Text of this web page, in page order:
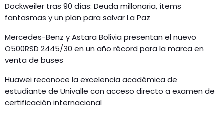
Dockweiler tras 90 días: Deuda millonaria, ítems
fantasmas y un plan para salvar La Paz
Mercedes-Benz y Astara Bolivia presentan el nuevo
O500RSD 2445/30 en un año récord para la marca en
venta de buses
Huawei reconoce la excelencia académica de
estudiante de Univalle con acceso directo a examen de
certificación internacional